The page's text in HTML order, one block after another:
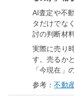
AI査定や不
タだけでな
討の判断材
実際に売り
す。売るか
「今現在」
参考：不動